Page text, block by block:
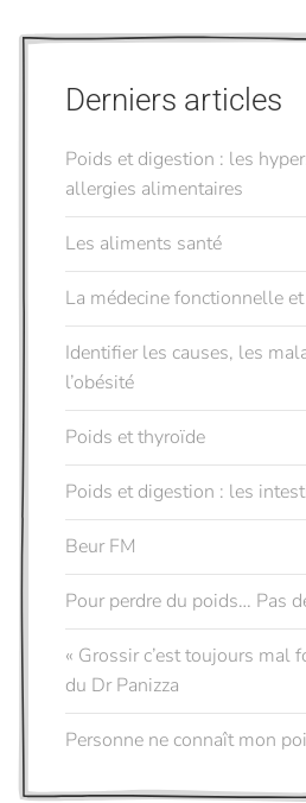
Derniers articles
Poids et digestion : les
allergies alimentaires
Les aliments santé
La médecine fonctionnelle
Identifier les causes, les
l’obésité
Poids et thyroïde
Poids et digestion : les
Beur FM
Pour perdre du poids… Pas
« Grossir c’est toujours mal
du Dr Panizza
Personne ne connaît mon